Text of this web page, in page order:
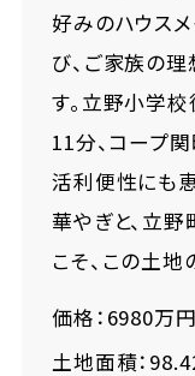
好みのハウス
び、ご家族の
す。立野小学
11分、コープ
活利便性にも
華やぎと、立
こそ、この土地
価格：6980万
土地面積：